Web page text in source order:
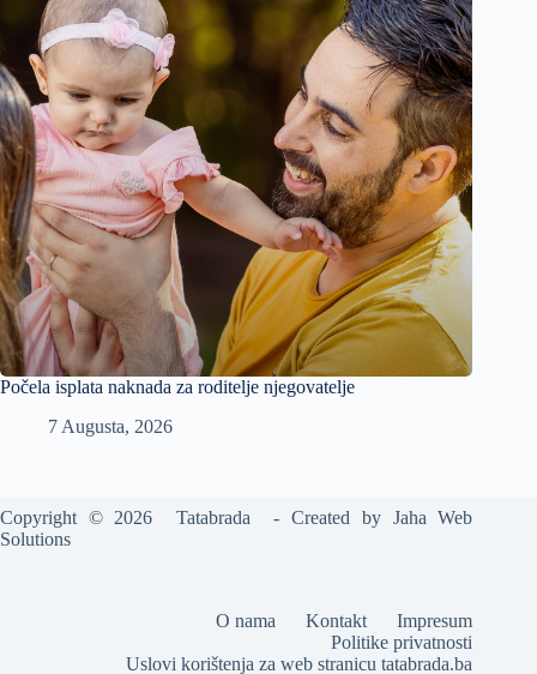
Počela isplata naknada za roditelje njegovatelje
7 Augusta, 2026
Copyright © 2026 Tatabrada - Created by Jaha Web
Solutions
O nama Kontakt
Impresum
Politike privatnosti
Uslovi korištenja za web stranicu tatabrada.ba